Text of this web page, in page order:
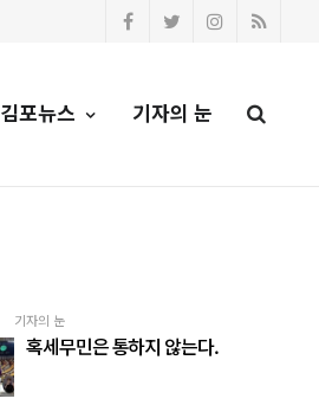
김포뉴스 기자의 눈
기자의 눈
혹세무민은 통하지 않는다.